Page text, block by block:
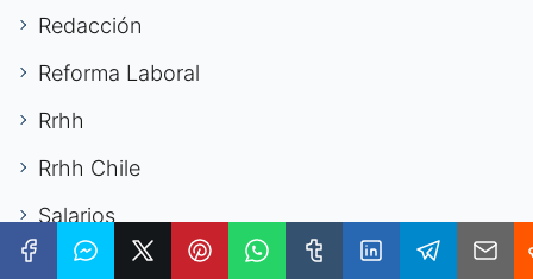
Redacción
Reforma Laboral
Rrhh
Rrhh Chile
Salarios
Salud Laboral